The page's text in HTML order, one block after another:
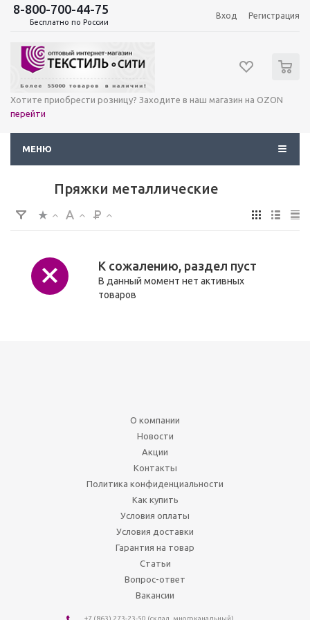
8-800-700-44-75
Бесплатно по России
Вход Регистрация
Хотите приобрести розницу? Заходите в наш магазин на OZON
перейти
МЕНЮ
Пряжки металлические
К сожалению, раздел пуст
В данный момент нет активных
товаров
О компании
Новости
Акции
Контакты
Политика конфиденциальности
Как купить
Условия оплаты
Условия доставки
Гарантия на товар
Статьи
Вопрос-ответ
Вакансии
+7 (863) 273-23-50 (склад, многоканальный)